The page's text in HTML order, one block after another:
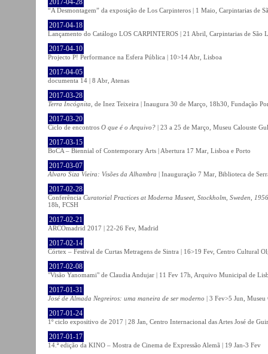
2017-04-28
“A Desmontagem” da exposição de Los Carpinteros | 1 Maio, Carpintarias de
2017-04-18
Lançamento do Catálogo LOS CARPINTEROS | 21 Abril, Carpintarias de São
2017-04-10
Projecto P! Performance na Esfera Pública | 10>14 Abr, Lisboa
2017-04-05
documenta 14 | 8 Abr, Atenas
2017-03-28
Terra Incógnita , de Inez Teixeira | Inaugura 30 de Março, 18h30, Fundação
2017-03-20
Ciclo de encontros O que é o Arquivo? | 23 a 25 de Março, Museu Calouste
2017-03-15
BoCA – Biennial of Contemporary Arts | Abertura 17 Mar, Lisboa e Porto
2017-03-07
Álvaro Siza Vieira: Visões da Alhambra | Inauguração 7 Mar, Biblioteca de
2017-02-28
Conferência Curatorial Practices at Moderna Museet, Stockholm, Sweden,
18h, FCSH
2017-02-21
ARCOmadrid 2017 | 22-26 Fev, Madrid
2017-02-14
Córtex – Festival de Curtas Metragens de Sintra | 16>19 Fev, Centro Cultural
2017-02-08
"Visão Yanomami" de Claudia Andujar | 11 Fev 17h, Arquivo Municipal de
2017-01-31
José de Almada Negreiros: uma maneira de ser moderno | 3 Fev>5 Jun,
2017-01-24
1º ciclo expositivo de 2017 | 28 Jan, Centro Internacional das Artes José de
2017-01-17
14.ª edição da KINO – Mostra de Cinema de Expressão Alemã | 19 Jan-3 Fev